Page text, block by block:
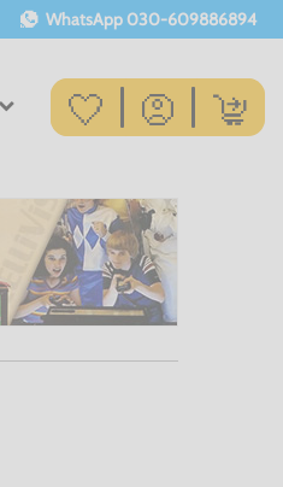
WhatsApp 030-609886894